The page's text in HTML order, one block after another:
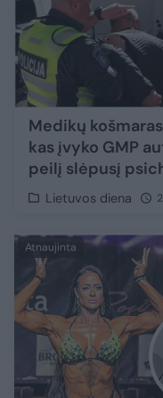
Medikų
kas įvyko GMP
peilį slėpusį
Lietuvos diena
Atnaujinta